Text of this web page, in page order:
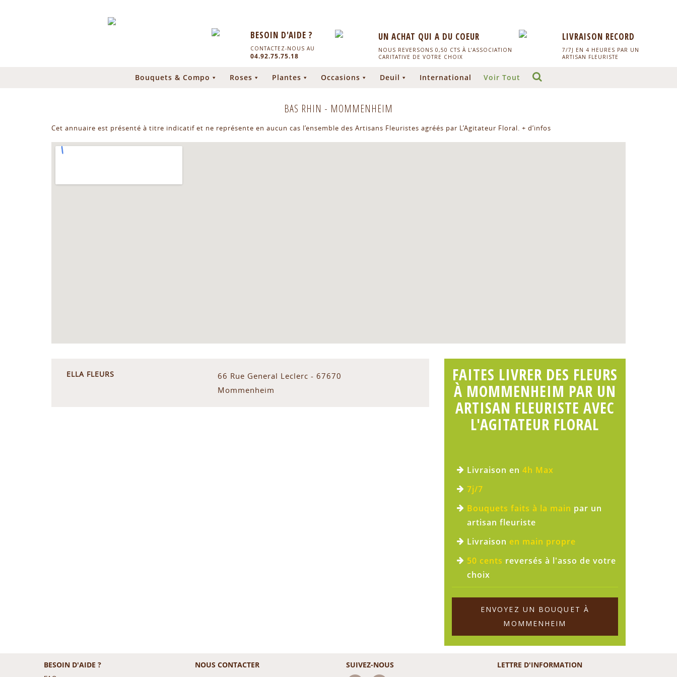
BESOIN D'AIDE ?
CONTACTEZ-NOUS AU
04.92.75.75.18
UN ACHAT QUI A DU COEUR
NOUS REVERSONS 0,50 CTS À L’ASSOCIATION
CARITATIVE DE VOTRE CHOIX
LIVRAISON RECORD
7/7J EN 4 HEURES PAR UN
ARTISAN FLEURISTE
Bouquets & Compo Roses Plantes Occasions Deuil International Voir Tout
BAS RHIN - MOMMENHEIM
Cet annuaire est présenté à titre indicatif et ne représente en aucun cas l’ensemble des Artisans Fleuristes agréés par L’Agitateur Floral. + d’infos
ELLA FLEURS
66 Rue General Leclerc - 67670
Mommenheim
FAITES LIVRER DES FLEURS
À MOMMENHEIM PAR UN
ARTISAN FLEURISTE AVEC
L'AGITATEUR FLORAL
Livraison en 4h Max
7j/7
Bouquets faits à la main par un
artisan fleuriste
Livraison en main propre
50 cents reversés à l'asso de votre
choix
ENVOYEZ UN BOUQUET À
MOMMENHEIM
BESOIN D'AIDE ? NOUS CONTACTER SUIVEZ-NOUS LETTRE D'INFORMATION